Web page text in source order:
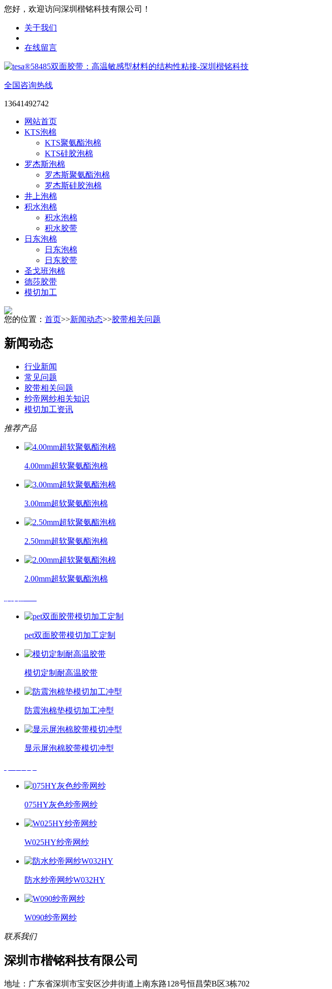
您好，欢迎访问深圳楷铭科技有限公司！
关于我们
在线留言
全国咨询热线
13641492742
网站首页
KTS泡棉
KTS聚氨酯泡棉
KTS硅胶泡棉
罗杰斯泡棉
罗杰斯聚氨酯泡棉
罗杰斯硅胶泡棉
井上泡棉
积水泡棉
积水泡棉
积水胶带
日东泡棉
日东泡棉
日东胶带
圣戈班泡棉
德莎胶带
模切加工
您的位置： 首页>>新闻动态>>胶带相关问题
新闻动态
行业新闻
常见问题
胶带相关问题
纱帝网纱相关知识
模切加工资讯
推荐产品
4.00mm超软聚氨酯泡棉
3.00mm超软聚氨酯泡棉
2.50mm超软聚氨酯泡棉
2.00mm超软聚氨酯泡棉
pet双面胶带模切加工定制
模切定制耐高温胶带
防震泡棉垫模切加工冲型
显示屏泡棉胶带模切冲型
075HY灰色纱帝网纱
W025HY纱帝网纱
防水纱帝网纱W032HY
W090纱帝网纱
联系我们
深圳市楷铭科技有限公司
地址：广东省深圳市宝安区沙井街道上南东路128号恒昌荣B区3栋702